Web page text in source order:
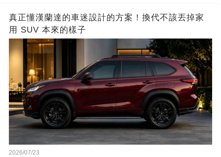
真正懂漢蘭達的車迷設計的方案！換代不該丟掉家
用 SUV 本來的樣子
2026/07/23